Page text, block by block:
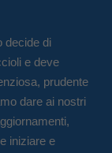
decide di
e deve
prudente
dare ai nostri
iniziare e